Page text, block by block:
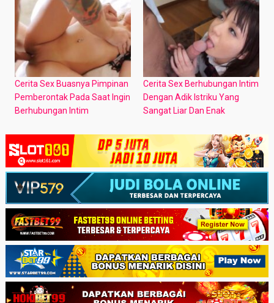
Cerita Sex Buasnya Pimpinan
Pemberontak Pada Saat Ingin
Berhubungan Intim
Cerita Sex Berhubungan Intim
Dengan Adik Istriku Yang
Sangat Liar Dan Enak